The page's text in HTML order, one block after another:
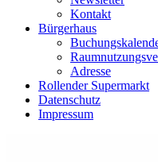
Kontakt
Bürgerhaus
Adresse
Rollender Supermarkt
Datenschutz
Impressum